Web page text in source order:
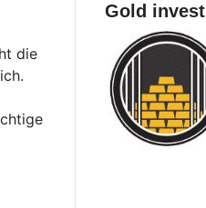
die
Gold